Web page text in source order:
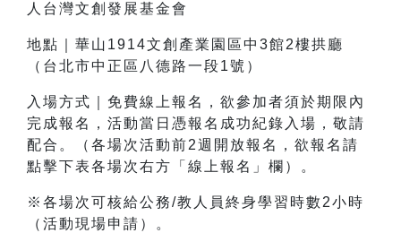
人台灣文創發展基金會
地點｜華山1914文創產業園區中3館2樓拱廳
（台北市中正區八德路一段1號）
入場方式｜免費線上報名，欲參加者須於期限內
完成報名，活動當日憑報名成功紀錄入場，敬請
配合。（各場次活動前2週開放報名，欲報名請
點擊下表各場次右方「線上報名」欄）。
※各場次可核給公務/教人員終身學習時數2小時
（活動現場申請）。